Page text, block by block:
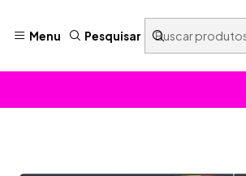
Menu Pesquisar